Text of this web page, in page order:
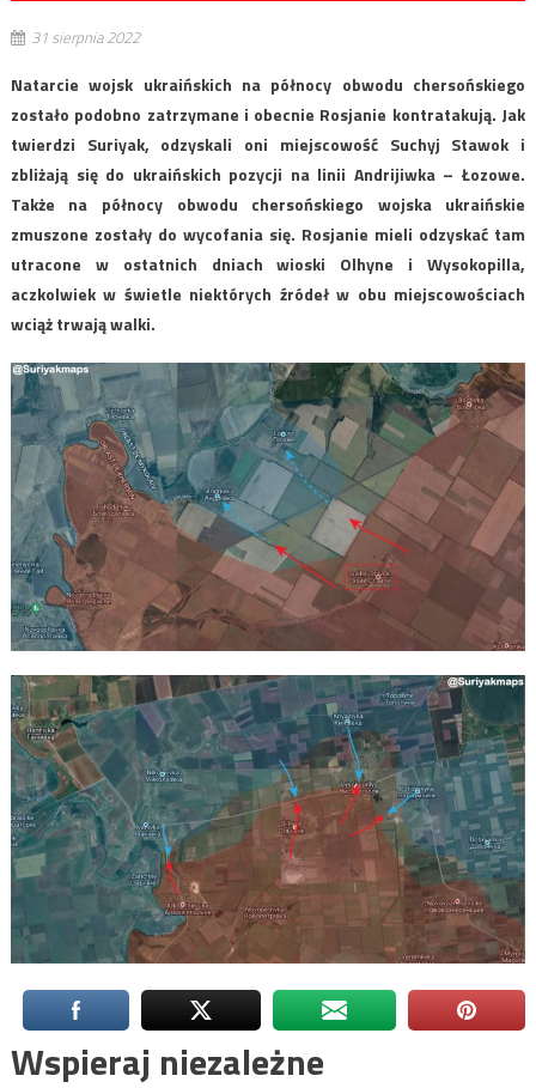
31 sierpnia 2022
Natarcie wojsk ukraińskich na północy obwodu chersońskiego
zostało podobno zatrzymane i obecnie Rosjanie kontratakują. Jak
twierdzi Suriyak, odzyskali oni miejscowość Suchyj Stawok i
zbliżają się do ukraińskich pozycji na linii Andrijiwka – Łozowe.
Także na północy obwodu chersońskiego wojska ukraińskie
zmuszone zostały do wycofania się. Rosjanie mieli odzyskać tam
utracone w ostatnich dniach wioski Olhyne i Wysokopilla,
aczkolwiek w świetle niektórych źródeł w obu miejscowościach
wciąż trwają walki.
Wspieraj niezależne